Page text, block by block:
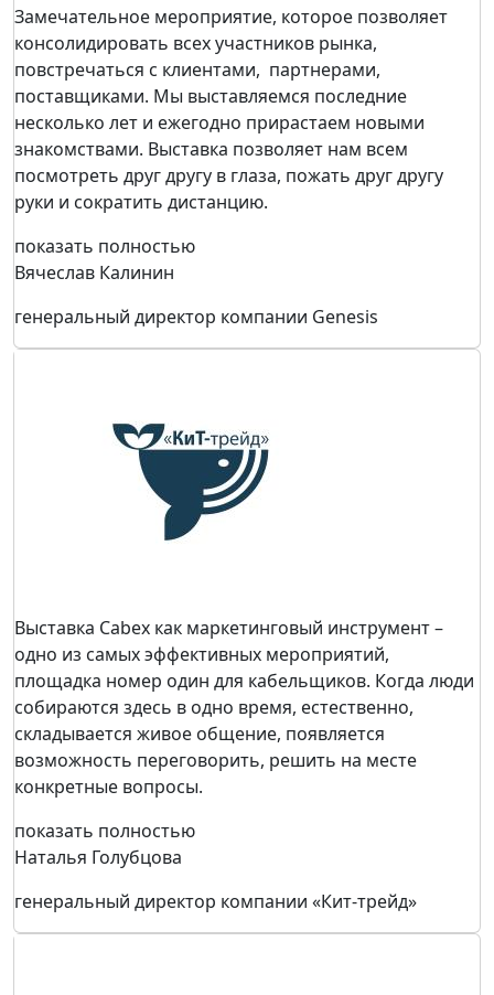
Замечательное мероприятие, которое позволяет
консолидировать всех участников рынка,
повстречаться с клиентами, партнерами,
поставщиками. Мы выставляемся последние
несколько лет и ежегодно прирастаем новыми
знакомствами. Выставка позволяет нам всем
посмотреть друг другу в глаза, пожать друг другу
руки и сократить дистанцию.
показать полностью
Вячеслав Калинин
генеральный директор компании Genesis
Выставка Cabex как маркетинговый инструмент –
одно из самых эффективных мероприятий,
площадка номер один для кабельщиков. Когда люди
собираются здесь в одно время, естественно,
складывается живое общение, появляется
возможность переговорить, решить на месте
конкретные вопросы.
показать полностью
Наталья Голубцова
генеральный директор компании «Кит-трейд»